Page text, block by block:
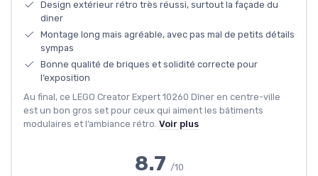
Design extérieur rétro très réussi, surtout la façade du
diner
Montage long mais agréable, avec pas mal de petits détails
sympas
Bonne qualité de briques et solidité correcte pour
l’exposition
Au final, ce LEGO Creator Expert 10260 Dîner en centre-ville
est un bon gros set pour ceux qui aiment les bâtiments
modulaires et l’ambiance rétro. Voir plus
8.7 /10